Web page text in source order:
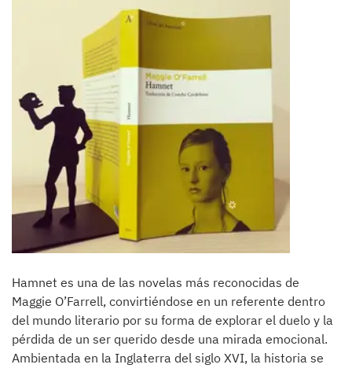
Hamnet es una de las novelas más reconocidas de
Maggie O’Farrell, convirtiéndose en un referente dentro
del mundo literario por su forma de explorar el duelo y la
pérdida de un ser querido desde una mirada emocional.
Ambientada en la Inglaterra del siglo XVI, la historia se